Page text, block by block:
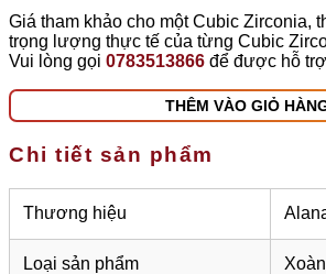
Giá tham khảo cho một Cubic Zirconia,
trọng lượng thực tế của từng Cubic
Vui lòng gọi 0783513866 để được hỗ
THÊM VÀO GIỎ
Chi tiết sản phẩm
Thương hiệu
Loại sản phẩm